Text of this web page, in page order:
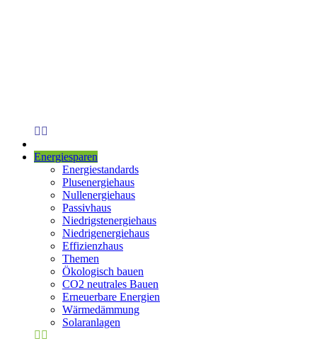
Energiesparen
Energiestandards
Plusenergiehaus
Nullenergiehaus
Passivhaus
Niedrigstenergiehaus
Niedrigenergiehaus
Effizienzhaus
Themen
Ökologisch bauen
CO2 neutrales Bauen
Erneuerbare Energien
Wärmedämmung
Solaranlagen